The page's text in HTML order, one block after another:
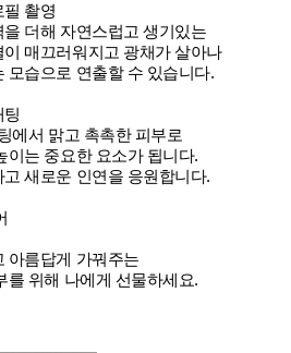
촬영
더해 자연스럽고 생기있는
매끄러워지고 광채가 살아나
모습으로 연출할 수 있습니다.
에서 맑고 촉촉한 피부로
이는 중요한 요소가 됩니다.
새로운 인연을 응원합니다.
아름답게 가꿔주는
를 위해 나에게 선물하세요.